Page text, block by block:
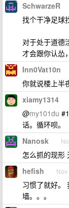
SchwarzeR
找个干净足球
对于处于道德
才会跟你认怂
Inn0Vat10n
你就说楼上半
xiamy1314
@my101du
话。循环呗。
Nanosk
怎么抓的现形
hefish
习惯了就好。
墙。。。